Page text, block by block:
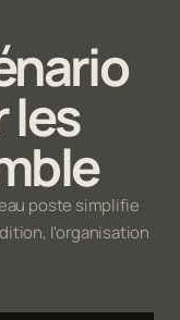
les
poste simplifie
l'organisation